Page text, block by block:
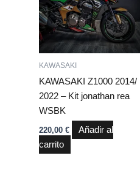
KAWASAKI
KAWASAKI Z1000 2014/
2022 – Kit jonathan rea
WSBK
220,00 €
Añadir al
carrito